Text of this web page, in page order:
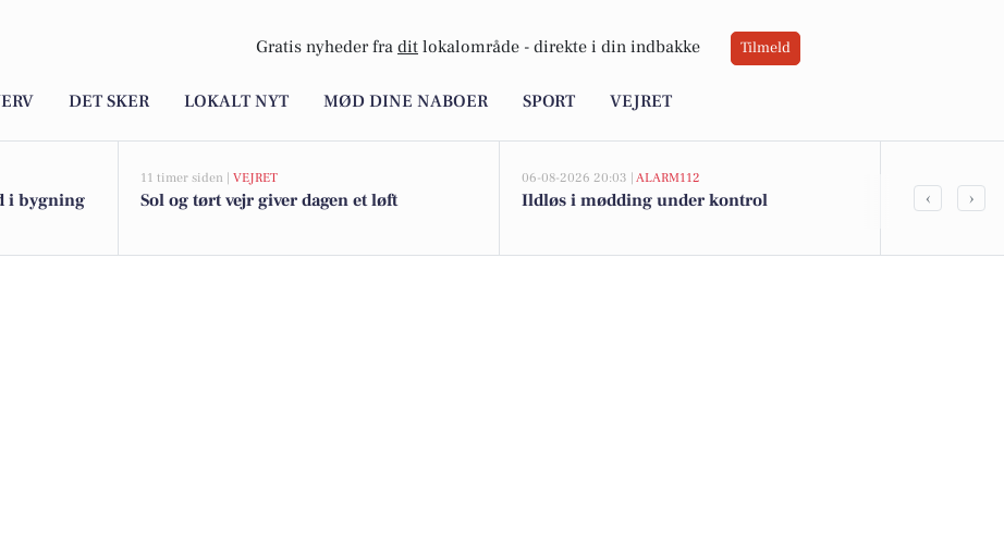
Gratis nyheder fra dit lokalområde - direkte i din indbakke Tilmeld
DET SKER LOKALT NYT MØD DINE NABOER SPORT VEJRET
i bygning
11 timer siden | VEJRET
Sol og tørt vejr giver dagen et løft
06-08-2026 20:03 | ALARM112
Ildløs i mødding under kontrol
Nyt grønt
‹ ›
og karrieremuligheder i ældreplejen gennem mini-praktik